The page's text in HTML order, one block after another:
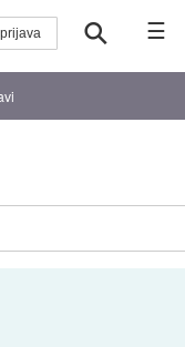
☰